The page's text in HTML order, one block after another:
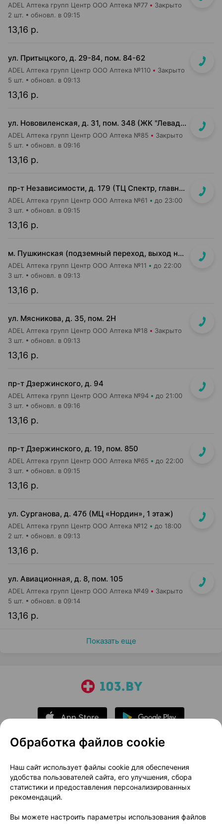
ADEL Аптека групп Центр ООО Аптека №77 Закрыто
13,16 р.
2 шт. обновл. в 09:15
ул. Притыцкого, д. 29-84, пом. 84-62
ADEL Аптека групп Центр ООО Аптека №110 Закрыто
13,16 р.
5 шт. обновл. в 09:13
ул. Нововиленская, д. 31, пом. 348 (ЖК "Левада")
ADEL Аптека групп Центр ООО Аптека №85 Закрыто
13,16 р.
5 шт. обновл. в 09:16
пр-т Независимости, д. 179 (ТЦ Спектр, главный вход, 1 этаж)
ADEL Аптека групп Центр ООО Аптека №61 до 23:00
13,16 р.
3 шт. обновл. в 09:15
м. Пушкинская (подземный переход, выход на гостиницу "Орбита")
ADEL Аптека групп Центр ООО Аптека №11 до 22:00
13,16 р.
3 шт. обновл. в 09:13
ул. Мясникова, д. 35, пом. 2Н
ADEL Аптека групп Центр ООО Аптека №18 Закрыто
13,16 р.
3 шт. обновл. в 09:13
пр-т Дзержинского, д. 94
ADEL Аптека групп Центр ООО Аптека №94 до 21:00
13,16 р.
3 шт. обновл. в 09:16
пр-т Дзержинского, д. 19, пом. 850
ADEL Аптека групп Центр ООО Аптека №65 до 22:00
13,16 р.
3 шт. обновл. в 09:15
ул. Сурганова, д. 47б (МЦ «Нордин», 1 этаж)
ADEL Аптека групп Центр ООО Аптека №12 до 18:00
13,16 р.
2 шт. обновл. в 09:13
ул. Авиационная, д. 8, пом. 105
ADEL Аптека групп Центр ООО Аптека №49 Закрыто
13,16 р.
5 шт. обновл. в 09:14
Показать еще
О проекте
Новости проекта
Размещение рекламы
Медицинский маркетинг
Публичный договор
Доставка
Способы оплаты
Вакансии Партнеры
Обработка файлов cookie
Наш сайт использует файлы cookie для обеспечения
удобства пользователей сайта, его улучшения, сбора
статистики и предоставления персонализированных
рекомендаций.
Вы можете настроить параметры использования файлов